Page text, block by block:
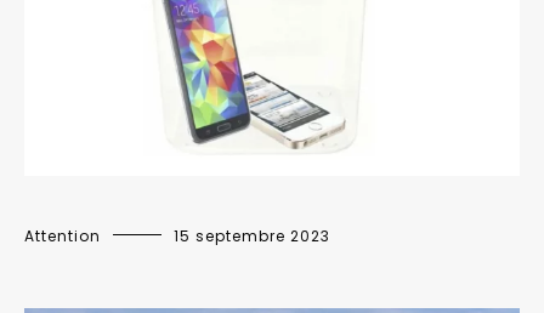
Attention 15 septembre 2023